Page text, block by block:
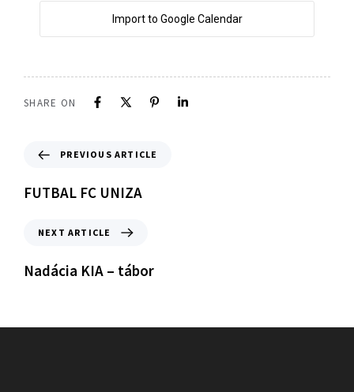
Import to Google Calendar
SHARE ON
PREVIOUS ARTICLE
FUTBAL FC UNIZA
NEXT ARTICLE
Nadácia KIA – tábor